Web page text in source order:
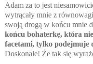
Adam za to jest
wytrącały mnie z
swoją drogą w końcu mnie
końcu bohaterkę, która
facetami, tylko podejmuje
Doskonale! Że tak się